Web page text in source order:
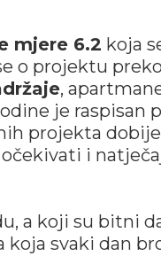
mjere 6.2 koja
o projektu
,
je raspisan
projekta dobije
i
a koji su bitni
svaki dan